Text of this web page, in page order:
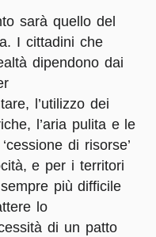
sarà quello del
I cittadini che
dipendono dai
l’utilizzo dei
l’aria pulita e le
di risorse’
e per i territori
più difficile
lo
di un patto